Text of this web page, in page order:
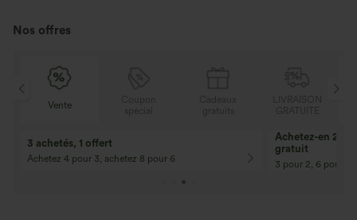
Nos offres
Vente
3 achetés, 1 offert
Achetez 4 pour 3, achetez 8 pour 6
Achetez-en 2,
gratuit
3 pour 2, 6 pour 4,